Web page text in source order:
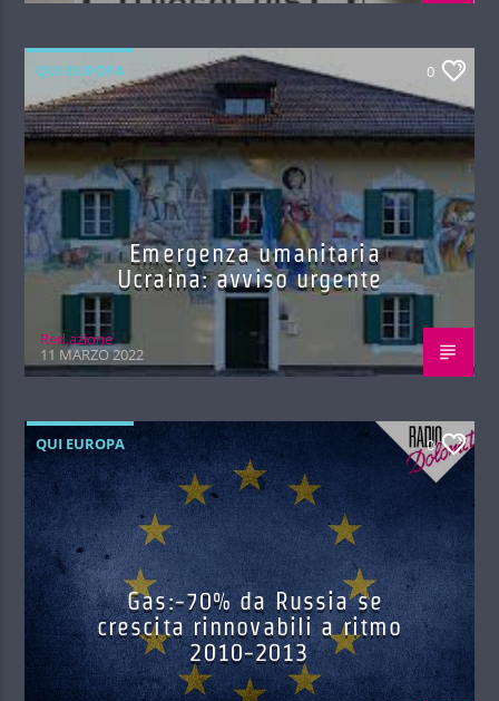
QUI EUROPA 0
Emergenza umanitaria
Ucraina: avviso urgente
Red.azione
11 MARZO 2022
QUI EUROPA 0
Gas:-70% da Russia se
crescita rinnovabili a ritmo
2010-2013